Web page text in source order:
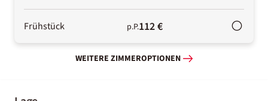
Frühstück p.P.112 €
WEITERE ZIMMEROPTIONEN